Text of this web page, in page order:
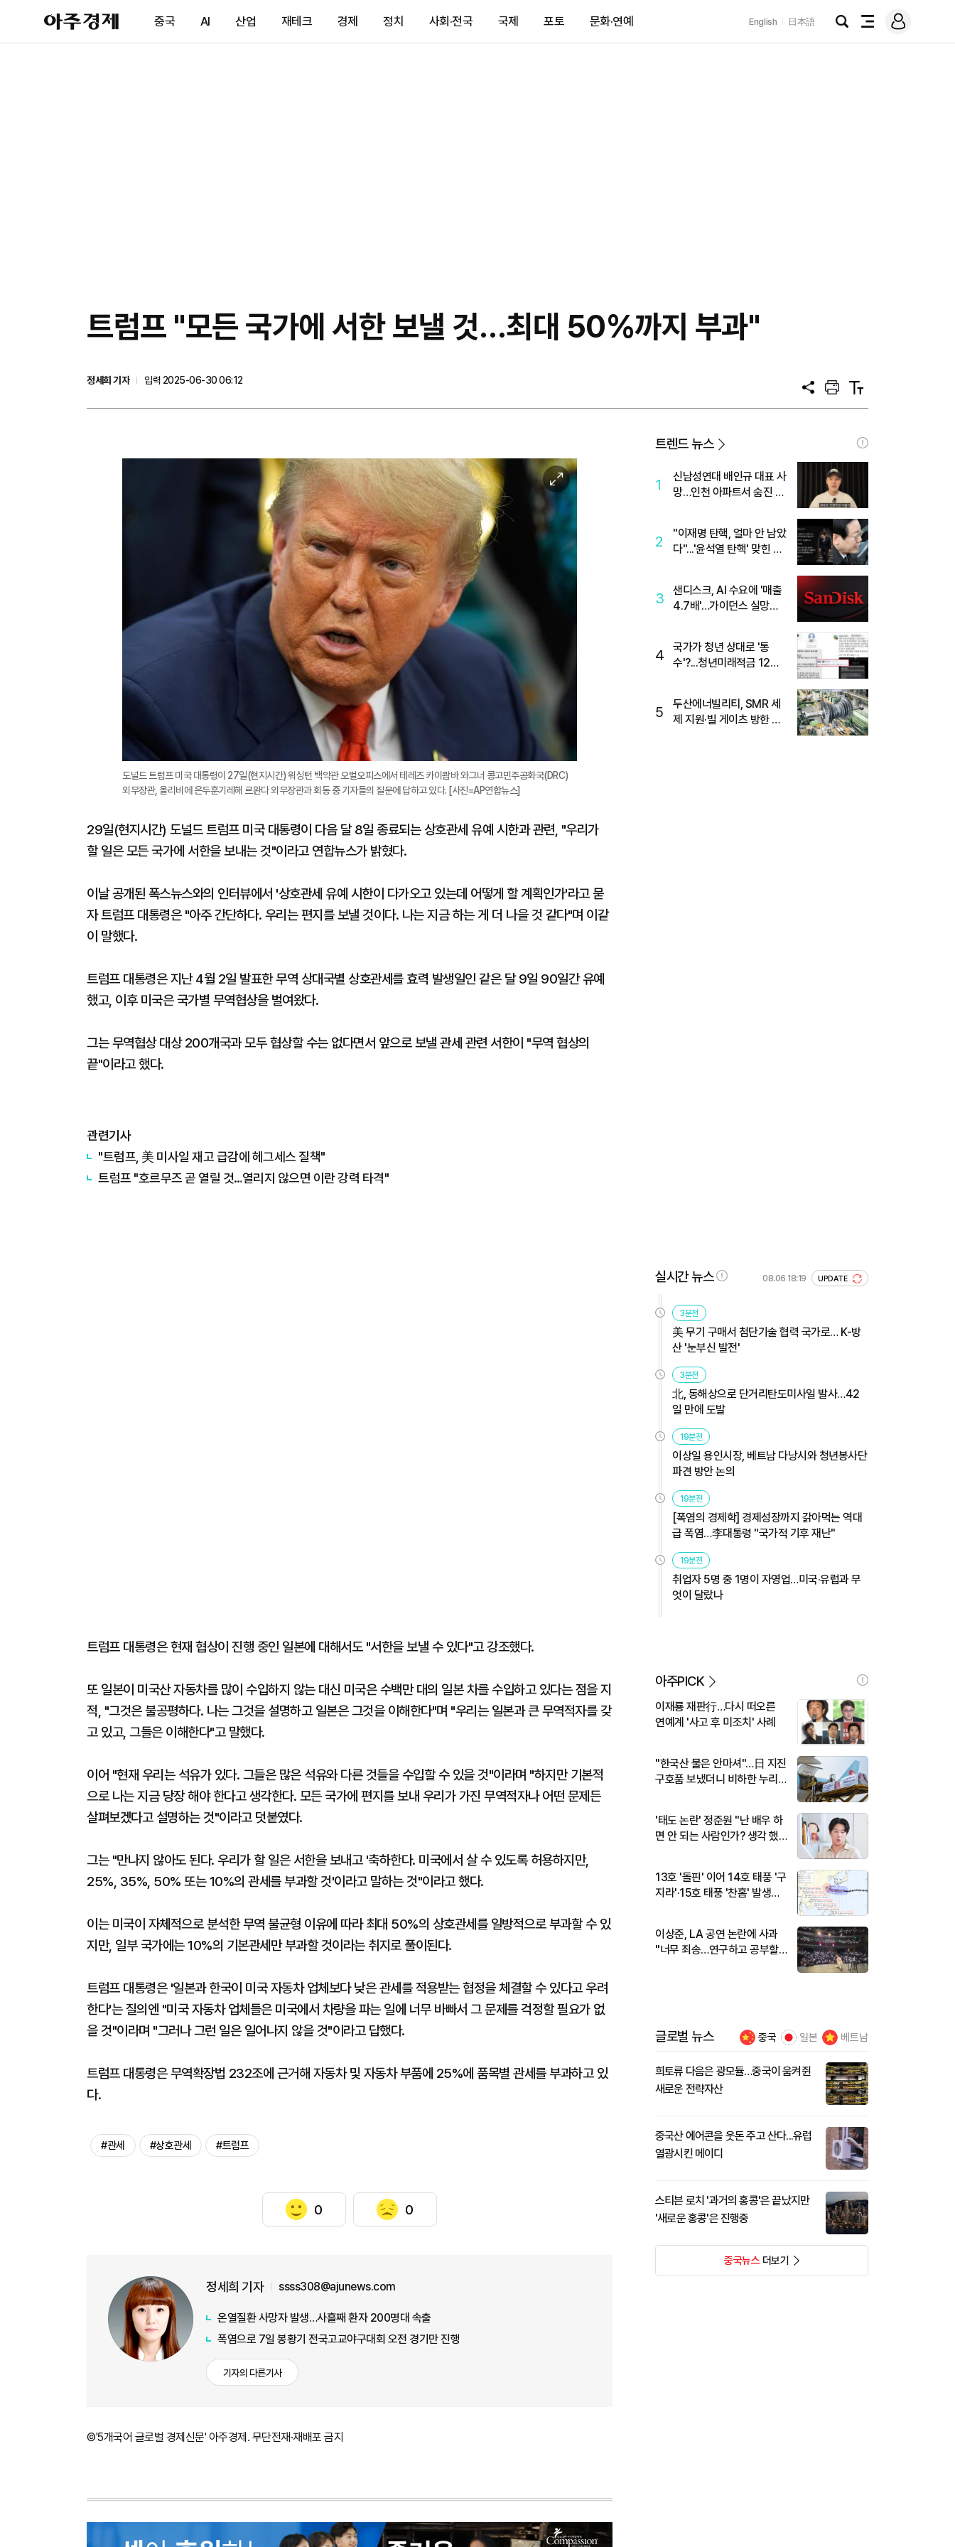
아
주
제
중국 AI 산업 재테크 경제 정치 사회·전국 국제 포토 문화·연예 English 日本語
검
전
메
그
트럼프 "모든 국가에 서한 보낼 것…최대 50%까지 부과"
정세희 기자
입력 2025-06-30 06:12
공
프
트
텍
트
이
미
지
확
도널드 트럼프 미국 대통령이 27일(현지시간) 워싱턴 백악관 오벌오피스에서 테레즈 카이쾀바 와그너 콩고민주공화국(DRC)
외무장관, 올리비에 은두훈기레해 르완다 외무장관과 회동 중 기자들의 질문에 답하고 있다. [사진=AP연합뉴스]
29일(현지시간) 도널드 트럼프 미국 대통령이 다음 달 8일 종료되는 상호관세 유예 시한과 관련, "우리가
할 일은 모든 국가에 서한을 보내는 것"이라고 연합뉴스가 밝혔다.
이날 공개된 폭스뉴스와의 인터뷰에서 '상호관세 유예 시한이 다가오고 있는데 어떻게 할 계획인가'라고 묻
자 트럼프 대통령은 "아주 간단하다. 우리는 편지를 보낼 것이다. 나는 지금 하는 게 더 나을 것 같다"며 이같
이 말했다.
트럼프 대통령은 지난 4월 2일 발표한 무역 상대국별 상호관세를 효력 발생일인 같은 달 9일 90일간 유예
했고, 이후 미국은 국가별 무역협상을 벌여왔다.
그는 무역협상 대상 200개국과 모두 협상할 수는 없다면서 앞으로 보낼 관세 관련 서한이 "무역 협상의
끝"이라고 했다.
관련기사
"트럼프, 美 미사일 재고 급감에 헤그세스 질책"
트럼프 "호르무즈 곧 열릴 것…열리지 않으면 이란 강력 타격"
트럼프 대통령은 현재 협상이 진행 중인 일본에 대해서도 "서한을 보낼 수 있다"고 강조했다.
또 일본이 미국산 자동차를 많이 수입하지 않는 대신 미국은 수백만 대의 일본 차를 수입하고 있다는 점을 지
적, "그것은 불공평하다. 나는 그것을 설명하고 일본은 그것을 이해한다"며 "우리는 일본과 큰 무역적자를 갖
고 있고, 그들은 이해한다"고 말했다.
이어 "현재 우리는 석유가 있다. 그들은 많은 석유와 다른 것들을 수입할 수 있을 것"이라며 "하지만 기본적
으로 나는 지금 당장 해야 한다고 생각한다. 모든 국가에 편지를 보내 우리가 가진 무역적자나 어떤 문제든
살펴보겠다고 설명하는 것"이라고 덧붙였다.
그는 "만나지 않아도 된다. 우리가 할 일은 서한을 보내고 '축하한다. 미국에서 살 수 있도록 허용하지만,
25%, 35%, 50% 또는 10%의 관세를 부과할 것'이라고 말하는 것"이라고 했다.
이는 미국이 자체적으로 분석한 무역 불균형 이유에 따라 최대 50%의 상호관세를 일방적으로 부과할 수 있
지만, 일부 국가에는 10%의 기본관세만 부과할 것이라는 취지로 풀이된다.
트럼프 대통령은 '일본과 한국이 미국 자동차 업체보다 낮은 관세를 적용받는 협정을 체결할 수 있다고 우려
한다'는 질의엔 "미국 자동차 업체들은 미국에서 차량을 파는 일에 너무 바빠서 그 문제를 걱정할 필요가 없
을 것"이라며 "그러나 그런 일은 일어나지 않을 것"이라고 답했다.
트럼프 대통령은 무역확장법 232조에 근거해 자동차 및 자동차 부품에 25%에 품목별 관세를 부과하고 있
다.
#관세 #상호관세 #트럼프
0 0
정세희 기자 ssss308@ajunews.com
온열질환 사망자 발생…사흘째 환자 200명대 속출
폭염으로 7일 봉황기 전국고교야구대회 오전 경기만 진행
기자의 다른기사
©'5개국어 글로벌 경제신문' 아주경제. 무단전재·재배포 금지
트렌드 뉴스
1
신남성연대 배인규 대표 사
망…인천 아파트서 숨진 채
2
"이재명 탄핵, 얼마 안 남았
다"...'윤석열 탄핵' 맞힌 무
3
샌디스크, AI 수요에 '매출
4.7배'…가이던스 실망에
4
국가가 청년 상대로 '통
수'?...청년미래적금 12%
5
두산에너빌리티, SMR 세
제 지원·빌 게이츠 방한 기
실시간 뉴스 08.06 18:19 UPDATE
3분전
美 무기 구매서 첨단기술 협력 국가로… K-방
산 '눈부신 발전'
3분전
北, 동해상으로 단거리탄도미사일 발사…42
일 만에 도발
19분전
이상일 용인시장, 베트남 다낭시와 청년봉사단
파견 방안 논의
19분전
[폭염의 경제학] 경제성장까지 갉아먹는 역대
급 폭염…李대통령 "국가적 기후 재난"
19분전
취업자 5명 중 1명이 자영업…미국·유럽과 무
엇이 달랐나
아주PICK
이재룡 재판行…다시 떠오른
연예계 '사고 후 미조치' 사례
"한국산 물은 안마셔"…日 지진
구호품 보냈더니 비하한 누리
'태도 논란' 정준원 "난 배우 하
면 안 되는 사람인가? 생각 했
13호 '돌핀' 이어 14호 태풍 '구
지라'·15호 태풍 '찬홈' 발생…
이상준, LA 공연 논란에 사과
"너무 죄송…연구하고 공부할
글로벌 뉴스 중국 일본 베트남
희토류 다음은 광모듈…중국이 움켜쥔
새로운 전략자산
중국산 에어콘을 웃돈 주고 산다...유럽
열광시킨 메이디
스티븐 로치 '과거의 홍콩'은 끝났지만
'새로운 홍콩'은 진행중
중국뉴스더보기